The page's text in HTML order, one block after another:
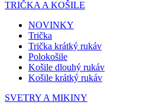
TRIČKA A KOŠILE
NOVINKY
Trička
Trička krátký rukáv
Polokošile
Košile dlouhý rukáv
Košile krátký rukáv
SVETRY A MIKINY